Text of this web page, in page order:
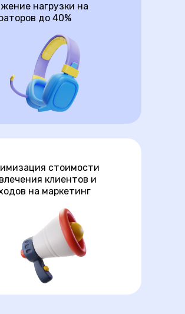
нагрузки на
до 40%
стоимости
клиентов и
на маркетинг